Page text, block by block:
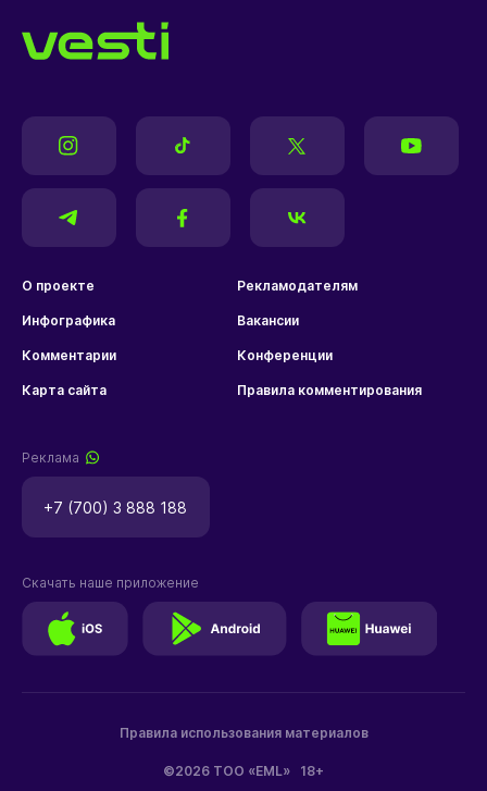
О проекте Рекламодателям
Инфографика Вакансии
Комментарии Конференции
Карта сайта Правила комментирования
Реклама
+7 (700) 3 888 188
©2026 ТОО «EML» 18+
Правила использования материалов
Скачать наше приложение